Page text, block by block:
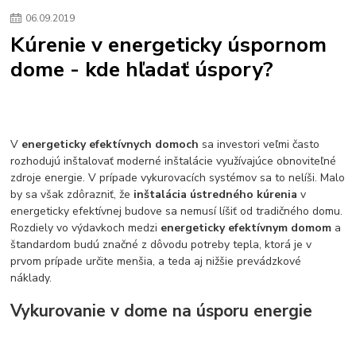
kuchynské drezy sety
kúpelňové batérie
vodovodné batérie do kúpelne kuchynske
drez
bidetové batérie
vaňové batérie
sprchové batérie
vodovodné batérie do steny
Zápustné umývadlá
sprchový záves
vodovodná batéria
čierna kúpelňová batéria
vaňa retro
voľne stojaca vaňa
retro kúpeľne
Nákup tovaru pre firmy bez DPH
Bez DPH
Ako znížiť náklady
Ako znížiť náklady na firmu
szco nakup bez dph
szco nakup bez dph nakupovanie na firmu bez dph
nákup bez dph v eu ň
06.09.2019
Kúrenie v energeticky úspornom
dome - kde hľadať úspory?
V energeticky efektívnych domoch sa investori veľmi často
rozhodujú inštalovať moderné inštalácie využívajúce obnoviteľné
zdroje energie. V prípade vykurovacích systémov sa to nelíši. Malo
by sa však zdôrazniť, že inštalácia ústredného kúreniav
energeticky efektívnej budove sa nemusí líšiť od tradičného domu.
Rozdiely vo výdavkoch medzi energeticky efektívnym domom a
štandardom budú značné z dôvodu potreby tepla, ktorá je v
prvom prípade určite menšia, a teda aj nižšie prevádzkové
náklady.
Vykurovanie v dome na úsporu energie